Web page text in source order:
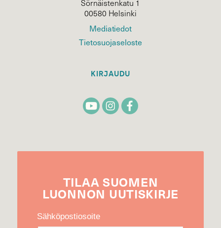
Sörnäistenkatu 1
00580 Helsinki
Mediatiedot
Tietosuojaseloste
KIRJAUDU
TILAA SUOMEN
LUONNON UUTIS­KIRJE
Sähköpostiosoite